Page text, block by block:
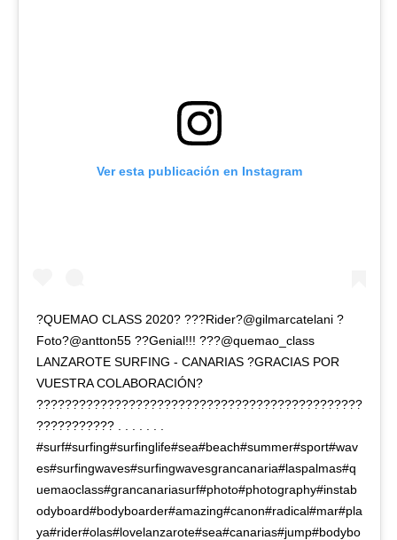
Ver esta publicación en Instagram
?QUEMAO CLASS 2020? ???Rider?@gilmarcatelani ?
Foto?@antton55 ??Genial!!! ???@quemao_class
LANZAROTE SURFING - CANARIAS ?GRACIAS POR
VUESTRA COLABORACIÓN?
??????????????????????????????????????????????
??????????? . . . . . . .
#surf#surfing#surfinglife#sea#beach#summer#sport#wav
es#surfingwaves#surfingwavesgrancanaria#laspalmas#q
uemaoclass#grancanariasurf#photo#photography#instab
odyboard#bodyboarder#amazing#canon#radical#mar#pla
ya#rider#olas#lovelanzarote#sea#canarias#jump#bodybo